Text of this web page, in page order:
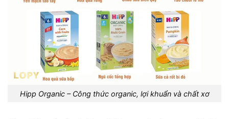
Hipp Organic – Công thức organic, lợi khuẩn và chất xơ